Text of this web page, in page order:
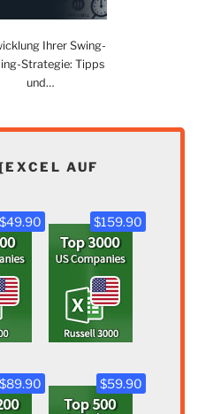
Ihrer Swing-
Strategie: Tipps
und…
AUF
$49.90 $159.90
$89.90 $59.90